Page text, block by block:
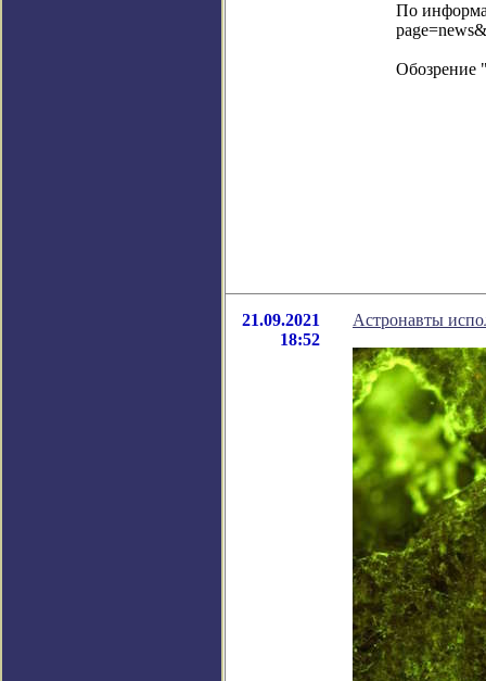
По
Обозрение
21.09.2021
18:52
Астронавты